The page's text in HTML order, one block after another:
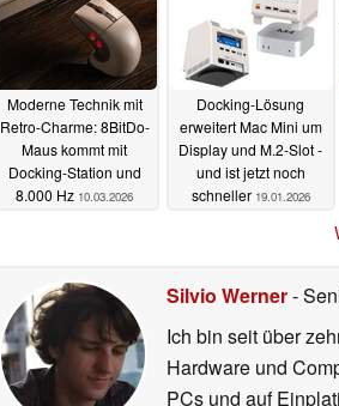
Moderne Technik mit
Retro-Charme: 8BitDo-
Maus kommt mit
Docking-Station und
8.000 Hz 10.03.2026
Docking-Lösung
erweitert Mac Mini um
Display und M.2-Slot -
und ist jetzt noch
schneller 19.01.2026
Silvio Werner-
Ich bin seit über
Hardware und
PCs und auf